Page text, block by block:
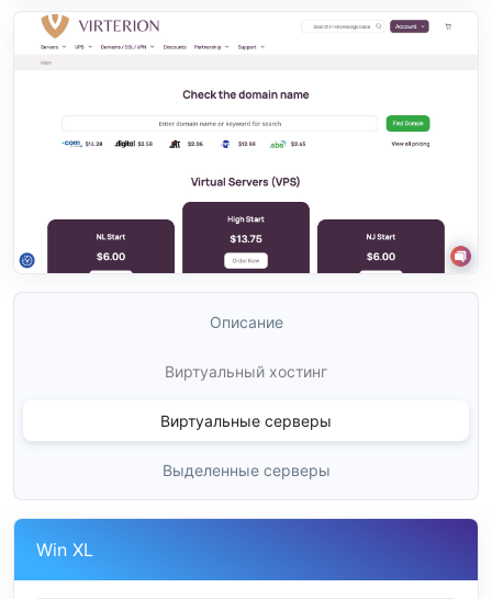
Описание
Виртуальный хостинг
Виртуальные серверы
Выделенные серверы
Win XL